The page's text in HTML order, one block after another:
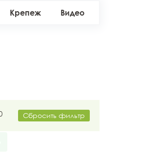
Крепеж Видео
Сбросить фильтр